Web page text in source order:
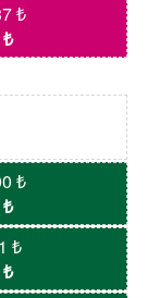
₺
₺
₺